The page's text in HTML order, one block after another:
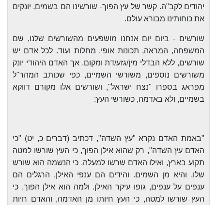
יהודים לקב"ה. קשר של עץ הפוך- שורשינו הם בשמים, יונקים
את כוחותינו מבורא עולם.
שורשים - ביום יום אנחנו מושפעים מהשורשים שלנו, שם
המשפחה, המראה, תכונות אופי, מחלות ועוד. לכל אדם יש
שורשים, ללא הבדלי מין/גזע/דת ומקום. אך האדם היהודי יונק
משורשים נוספים, משורשי השמיים, כפי שכותב המהר"ל
מפראג בספרו "נצח ישראל", ושורשים אלו מקורם דווקא
בשמיים, ולא באדמה, כשורשי העץ:
"באמת האדם נקרא "עץ השדה", דכתיב (דברים כ, יט) "כי
האדם עץ השדה", רק שהוא אילן הפוך, כי העץ שורשו למטה
תקוע בארץ, ואילו האדם שרשו למעלה, כי הנשמה הוא שורש
שלו, והיא מן השמים. והידים הם ענפי האילן, הרגלים הם
ענפים על ענפים, גופו עיקר האילן. ולמה הוא אילן הפוך, כי
העץ שורשו למטה, כי העץ חיותו מן האדמה, והאדם חיות